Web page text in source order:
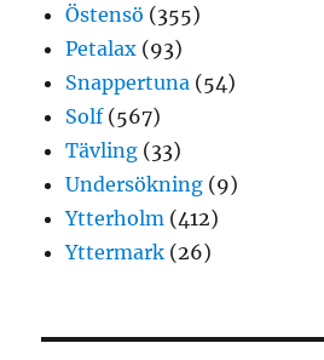
Östensö (355)
Petalax (93)
Snappertuna (54)
Solf(567)
Tävling (33)
Undersökning (9)
Ytterholm (412)
Yttermark (26)